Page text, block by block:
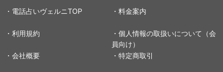
・電話占いヴェルニTOP ・料金案内
・利用規約
・個人情報の取扱いについて（会
員向け）
・会社概要
・特定商取引